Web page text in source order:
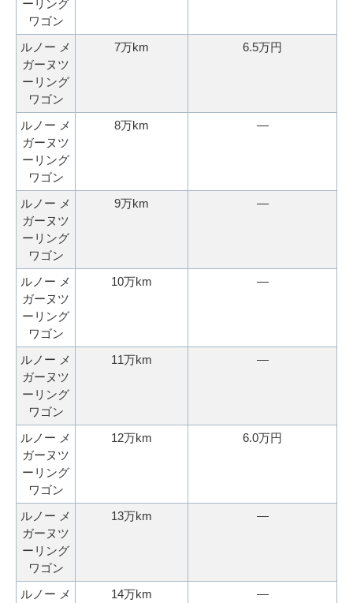
ーリング
ワゴン
ルノー メ
ガーヌツ
ーリング
ワゴン
7万km 6.5万円
ルノー メ
ガーヌツ
ーリング
ワゴン
8万km ―
ルノー メ
ガーヌツ
ーリング
ワゴン
9万km ―
ルノー メ
ガーヌツ
ーリング
ワゴン
10万km ―
ルノー メ
ガーヌツ
ーリング
ワゴン
11万km ―
ルノー メ
ガーヌツ
ーリング
ワゴン
12万km 6.0万円
ルノー メ
ガーヌツ
ーリング
ワゴン
13万km ―
ルノー メ
14万km ―